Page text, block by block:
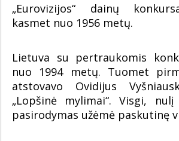
„Eurovizijos“ dainų
kasmet nuo 1956 metų.
Lietuva su pertraukomis
nuo 1994 metų. Tuomet
atstovavo Ovidijus
„Lopšinė mylimai“. Visgi,
pasirodymas užėmė paskutinę